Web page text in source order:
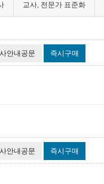
교사, 전문가 표준화
안내공문 즉시구매
안내공문 즉시구매